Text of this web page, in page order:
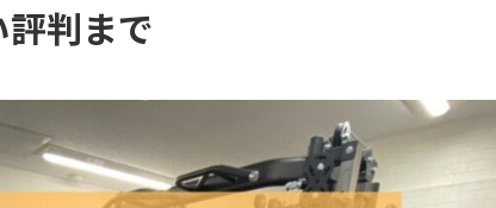
判まで